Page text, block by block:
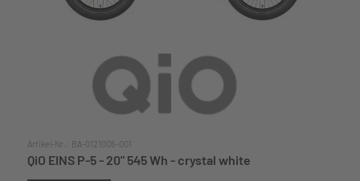
Artikel-Nr.: BA-0121005-001
QiO EINS P-5 - 20" 545 Wh - crystal white